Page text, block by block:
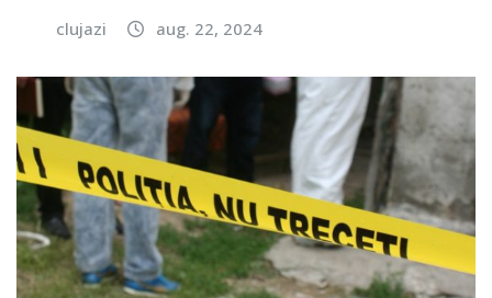
clujazi aug. 22, 2024